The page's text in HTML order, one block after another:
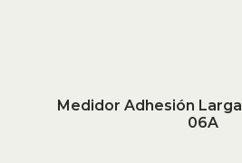
Medidor Adhesión
06A